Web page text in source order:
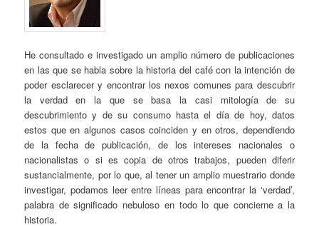
He consultado e investigado un amplio número de publicaciones
en las que se habla sobre la historia del café con la intención de
poder esclarecer y encontrar los nexos comunes para descubrir
la verdad en la que se basa la casi mitología de su
descubrimiento y de su consumo hasta el día de hoy, datos
estos que en algunos casos coinciden y en otros, dependiendo
de la fecha de publicación, de los intereses nacionales o
nacionalistas o si es copia de otros trabajos, pueden diferir
sustancialmente, por lo que, al tener un amplio muestrario donde
investigar, podamos leer entre líneas para encontrar la ‘verdad’,
palabra de significado nebuloso en todo lo que concierne a la
historia.